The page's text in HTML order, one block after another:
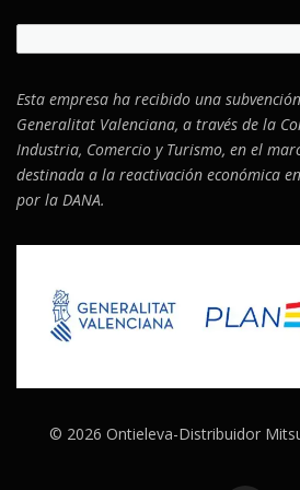
Esta empresa ha recibido una
Generalitat Valenciana, a través de la
Industria, Comercio y Turismo, en el
destinada a la reactivación económica
por la DANA.
© 2026 Ontieleva-Distribuidor